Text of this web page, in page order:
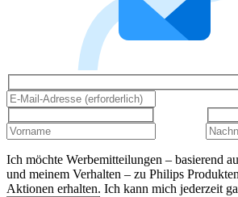
Ich möchte Werbemitteilungen – basierend
und meinem Verhalten – zu Philips
Aktionen erhalten. Ich kann mich jederzeit